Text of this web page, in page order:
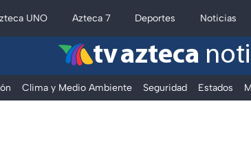
UNO Azteca 7 Deportes Noticias
tv azteca
Clima y Medio Ambiente Seguridad Estados